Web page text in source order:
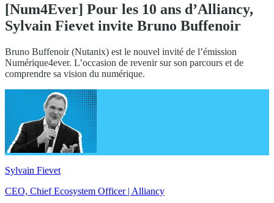
[Num4Ever] Pour les 10 ans d’Alliancy,
Sylvain Fievet invite Bruno Buffenoir
Bruno Buffenoir (Nutanix) est le nouvel invité de l’émission
Numérique4ever. L’occasion de revenir sur son parcours et de
comprendre sa vision du numérique.
Sylvain Fievet
CEO, Chief Ecosystem Officer | Alliancy